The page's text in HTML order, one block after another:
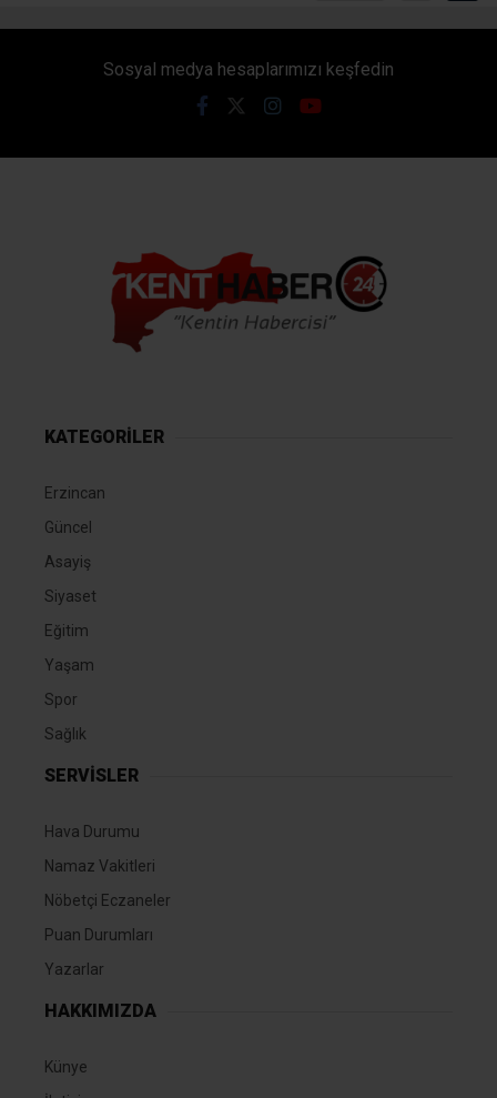
Sosyal medya hesaplarımızı keşfedin
KATEGORİLER
Erzincan
Güncel
Asayiş
Siyaset
Eğitim
Yaşam
Spor
Sağlık
SERVİSLER
Hava Durumu
Namaz Vakitleri
Nöbetçi Eczaneler
Puan Durumları
Yazarlar
HAKKIMIZDA
Künye